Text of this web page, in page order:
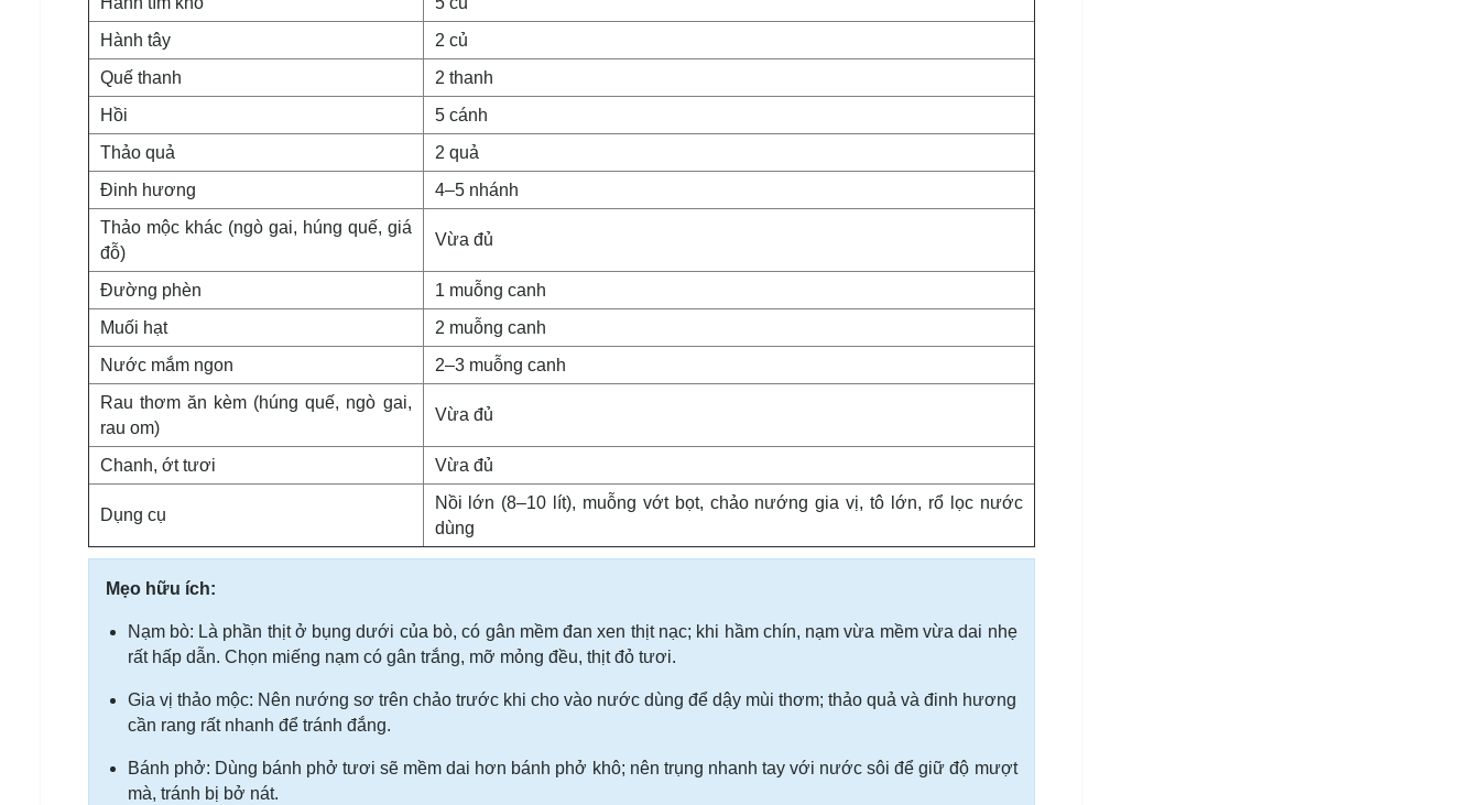
Hành tây
2 củ
Quế thanh
2 thanh
Hồi
5 cánh
Thảo quả
2 quả
Đinh hương
4–5 nhánh
Thảo mộc khác (ngò gai, húng quế, giá
đỗ)
Vừa đủ
Đường phèn
1 muỗng canh
Muối hạt
2 muỗng canh
Nước mắm ngon
2–3 muỗng canh
Rau thơm ăn kèm (húng quế, ngò gai,
rau om)
Vừa đủ
Chanh, ớt tươi Vừa đủ
Dụng cụ
Nồi lớn (8–10 lít), muỗng vớt bọt, chảo nướng gia vị, tô lớn, rổ lọc nước
dùng
Mẹo hữu ích:
Nạm bò: Là phần thịt ở bụng dưới của bò, có gân mềm đan xen thịt nạc; khi hầm chín, nạm vừa mềm vừa dai nhẹ
rất hấp dẫn. Chọn miếng nạm có gân trắng, mỡ mỏng đều, thịt đỏ tươi.
Gia vị thảo mộc: Nên nướng sơ trên chảo trước khi cho vào nước dùng để dậy mùi thơm; thảo quả và đinh hương
cần rang rất nhanh để tránh đắng.
Bánh phở: Dùng bánh phở tươi sẽ mềm dai hơn bánh phở khô; nên trụng nhanh tay với nước sôi để giữ độ mượt
mà, tránh bị bở nát.